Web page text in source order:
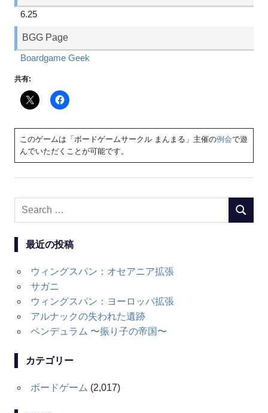
6.25
BGG Page
Boardgame Geek
共有:
このゲームは「ボードゲームサークル まんまる」主催の例会で遊
んでいただくことが可能です。
Search
最近の投稿
ウィングスパン：オセアニア拡張
サガニ
ウィングスパン：ヨーロッパ拡張
アルナックの失われた遺跡
ペンデュラム 〜振り子の帝国〜
カテゴリー
ボードゲーム (2,017)